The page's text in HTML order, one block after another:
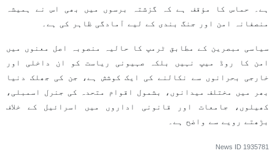
ہے۔ حماس کا مؤقف ہے کہ گزشتہ برسوں میں بھی اس نے ہمیشہ
منصفانہ امن اور جنگ بندی کے لیے آمادگی ظاہر کی ہے۔
سیاسی مبصرین کے مطابق ٹرمپ کا حالیہ منصوبہ اصل معنوں میں
امن کا روڈ میپ نہیں بلکہ صہیونی ریاست کو ان داخلی اور
خارجی بحرانوں سے نکالنے کی ایک کوشش ہے، جن کی جھلک دنیا
بھر میں مختلف میدانوں، بشمول اقوام متحدہ کی جنرل اسمبلی،
کھیلوں، جامعات اور قانونی اداروں میں اسرائیل کے خلاف
بڑھتے رویے سے واضح ہے۔
News ID 1935781